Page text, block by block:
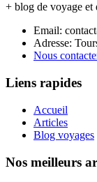
+ blog de voyage et
Email:
Adresse:
Nous
Liens rapides
Accueil
Articles
Blog voyages
Nos meilleurs